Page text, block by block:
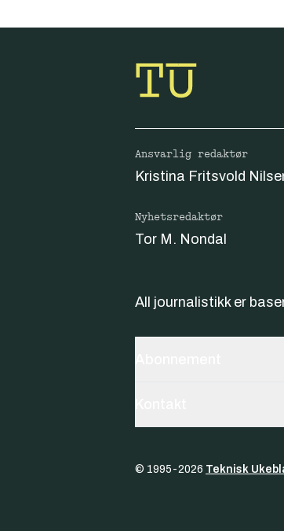
Ansvarlig redaktør
Kristina Fritsvold
Nyhetsredaktør
Tor M. Nondal
All journalistikk er
© 1995-2026 Teknisk